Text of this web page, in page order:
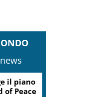
il piano
of Peace